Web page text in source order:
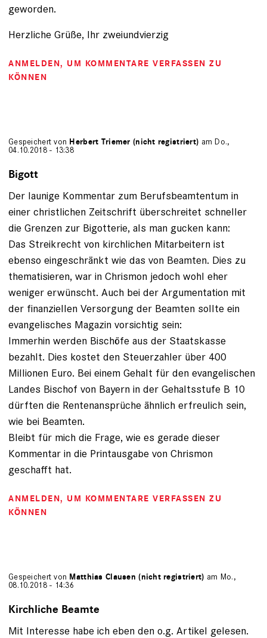
geworden.
Herzliche Grüße, Ihr zweiundvierzig
ANMELDEN, UM KOMMENTARE VERFASSEN ZU
KÖNNEN
Gespeichert von Herbert Triemer (nicht registriert) am Do.,
04.10.2018 - 13:38
Bigott
Der launige Kommentar zum Berufsbeamtentum in
einer christlichen Zeitschrift überschreitet schneller
die Grenzen zur Bigotterie, als man gucken kann:
Das Streikrecht von kirchlichen Mitarbeitern ist
ebenso eingeschränkt wie das von Beamten. Dies zu
thematisieren, war in Chrismon jedoch wohl eher
weniger erwünscht. Auch bei der Argumentation mit
der finanziellen Versorgung der Beamten sollte ein
evangelisches Magazin vorsichtig sein:
Immerhin werden Bischöfe aus der Staatskasse
bezahlt. Dies kostet den Steuerzahler über 400
Millionen Euro. Bei einem Gehalt für den evangelischen
Landes Bischof von Bayern in der Gehaltsstufe B 10
dürften die Rentenansprüche ähnlich erfreulich sein,
wie bei Beamten.
Bleibt für mich die Frage, wie es gerade dieser
Kommentar in die Printausgabe von Chrismon
geschafft hat.
ANMELDEN, UM KOMMENTARE VERFASSEN ZU
KÖNNEN
Gespeichert von Matthias Clausen (nicht registriert) am Mo.,
08.10.2018 - 14:36
Kirchliche Beamte
Mit Interesse habe ich eben den o.g. Artikel gelesen.